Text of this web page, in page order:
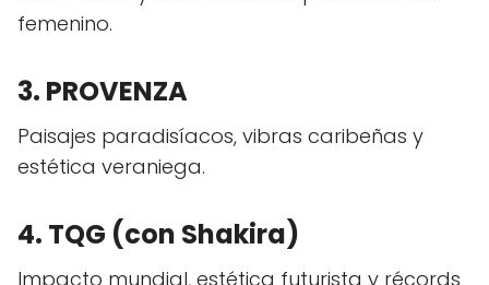
femenino.
3. PROVENZA
Paisajes paradisíacos, vibras caribeñas y
estética veraniega.
4. TQG (con Shakira)
Impacto mundial, estética futurista y récords